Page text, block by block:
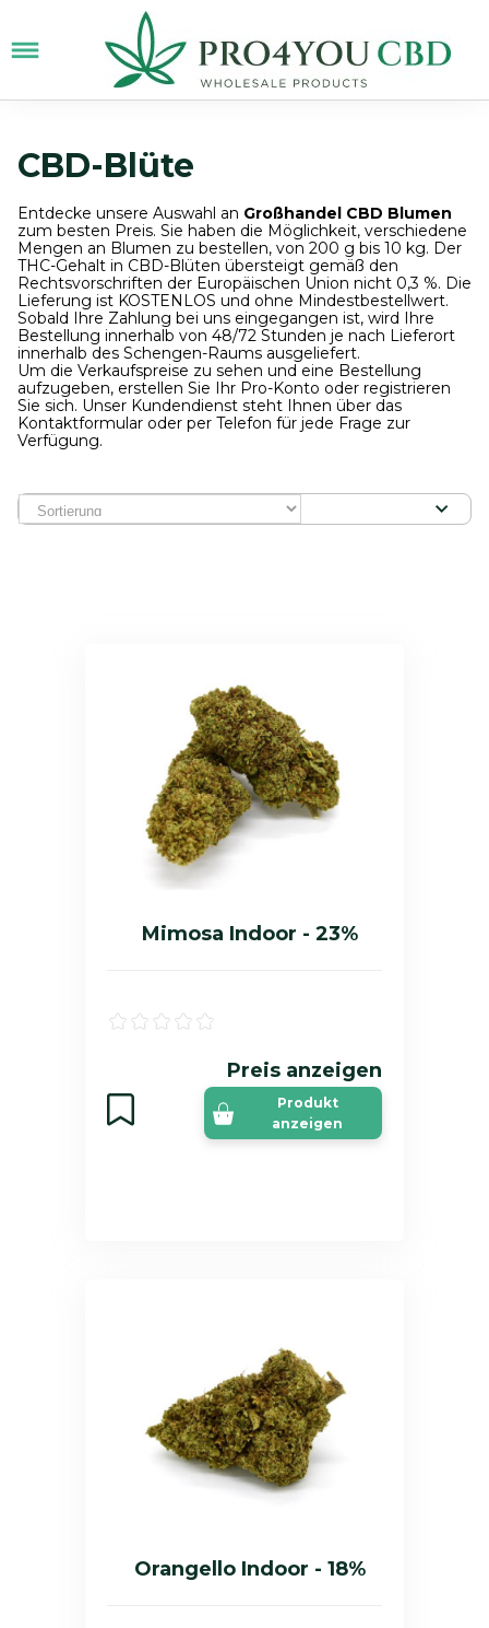
CBD-Blüte
Entdecke unsere Auswahl an Großhandel CBD Blumen
zum besten Preis. Sie haben die Möglichkeit, verschiedene
Mengen an Blumen zu bestellen, von 200 g bis 10 kg. Der
THC-Gehalt in CBD-Blüten übersteigt gemäß den
Rechtsvorschriften der Europäischen Union nicht 0,3 %. Die
Lieferung ist KOSTENLOS und ohne Mindestbestellwert.
Sobald Ihre Zahlung bei uns eingegangen ist, wird Ihre
Bestellung innerhalb von 48/72 Stunden je nach Lieferort
innerhalb des Schengen-Raums ausgeliefert.
Um die Verkaufspreise zu sehen und eine Bestellung
aufzugeben, erstellen Sie Ihr Pro-Konto oder registrieren
Sie sich. Unser Kundendienst steht Ihnen über das
Kontaktformular oder per Telefon für jede Frage zur
Verfügung.
Mimosa Indoor - 23%
Preis anzeigen
Produkt
anzeigen
Orangello Indoor - 18%